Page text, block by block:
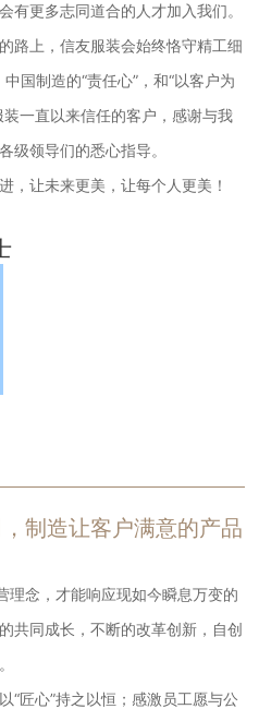
有更多志同道合的人才加入我们。
路上，信友服装会始终恪守精工细
国制造的“责任心”，和“以客户为
一直以来信任的客户，感谢与我
级领导们的悉心指导。
，让未来更美，让每个人更美！
制造让客户满意的产品
理念，才能响应现如今瞬息万变的
共同成长，不断的改革创新，自创
“匠心”持之以恒；感激员工愿与公